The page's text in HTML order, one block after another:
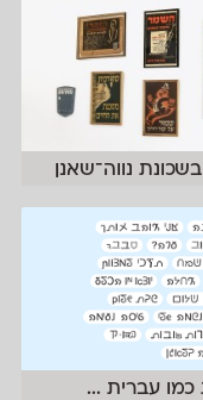
נווה־שאנן
כמו עברית...